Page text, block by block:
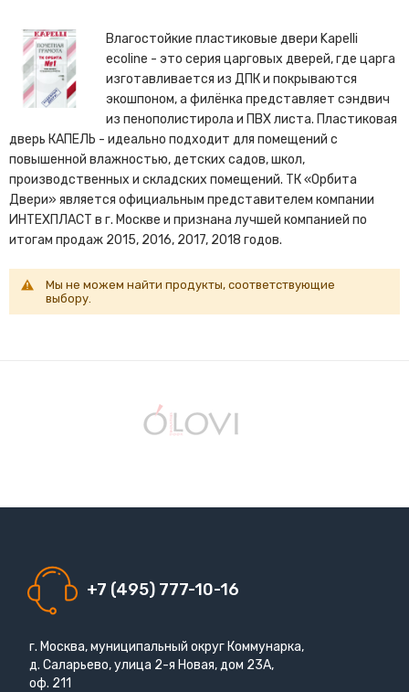
Влагостойкие пластиковые двери Kapelli
ecoline - это серия царговых дверей, где царга
изготавливается из ДПК и покрываются
экошпоном, а филёнка представляет сэндвич
из пенополистирола и ПВХ листа. Пластиковая
дверь КАПЕЛЬ - идеально подходит для помещений с
повышенной влажностью, детских садов, школ,
производственных и складских помещений. ТК «Орбита
Двери» является официальным представителем компании
ИНТЕХПЛАСТ в г. Москве и признана лучшей компанией по
итогам продаж 2015, 2016, 2017, 2018 годов.
Мы не можем найти продукты, соответствующие
выбору.
+7 (495) 777-10-16
г. Москва, муниципальный округ Коммунарка,
д. Саларьево, улица 2-я Новая, дом 23А,
оф. 211